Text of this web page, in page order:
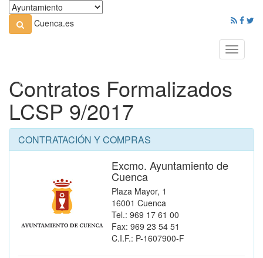
Cuenca.es
Toggle
Contratos Formalizados
LCSP 9/2017
CONTRATACIÓN Y COMPRAS
Excmo. Ayuntamiento de
Cuenca
Plaza Mayor, 1
16001 Cuenca
Tel.: 969 17 61 00
Fax: 969 23 54 51
C.I.F.: P-1607900-F